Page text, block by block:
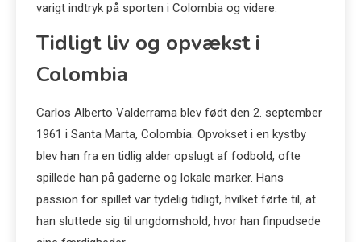
varigt indtryk på sporten i Colombia og videre.
Tidligt liv og opvækst i
Colombia
Carlos Alberto Valderrama blev født den 2. september
1961 i Santa Marta, Colombia. Opvokset i en kystby
blev han fra en tidlig alder opslugt af fodbold, ofte
spillede han på gaderne og lokale marker. Hans
passion for spillet var tydelig tidligt, hvilket førte til, at
han sluttede sig til ungdomshold, hvor han finpudsede